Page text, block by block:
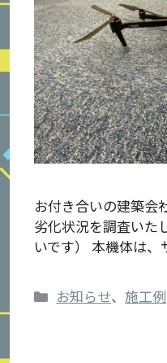
お付き合いの建築会
劣化状況を調査いた
いです） 本機体は
カ
お知らせ、施工例